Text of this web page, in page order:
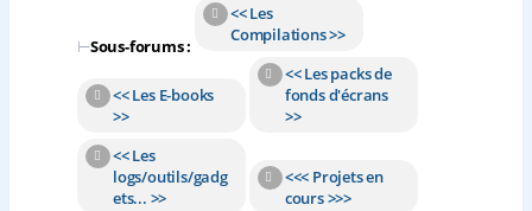
⊢Sous-forums :
<< Les
Compilations >>
<< Les E-books
>>
<< Les packs de
fonds d'écrans
>>
<< Les
logs/outils/gadg
ets... >>
<<< Projets en
cours >>>